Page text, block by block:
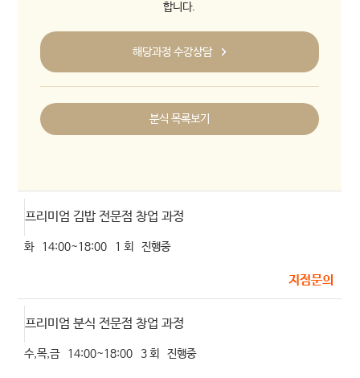
합니다.
해당과정 수강상담
분식 목록보기
프리미엄 김밥 전문점 창업 과정
화 14:00~18:00 1 회
지점문의
진행중
프리미엄 분식 전문점 창업 과정
수,목,금 14:00~18:00 3 회 진행중